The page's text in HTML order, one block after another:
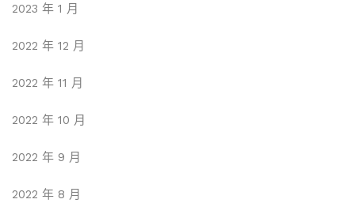
2023 年 1 月
2022 年 12 月
2022 年 11 月
2022 年 10 月
2022 年 9 月
2022 年 8 月